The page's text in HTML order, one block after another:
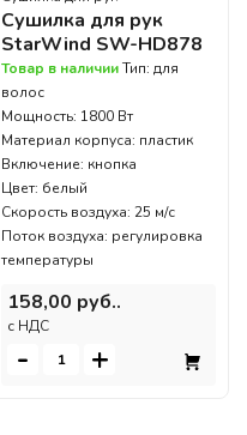
Сушилка для рук
StarWind SW-HD878
Товар в наличииТип: для
волос
Мощность: 1800 Вт
Материал корпуса: пластик
Включение: кнопка
Цвет: белый
Скорость воздуха: 25 м/с
Поток воздуха: регулировка
температуры
158,00 руб..
c НДС
- +